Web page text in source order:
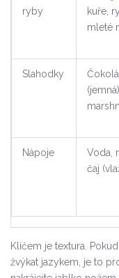
ryby
kuře,
mleté
Slahodky
(jemná),
Nápoje
Voda,
čaj
Klíčem je textura.
žvýkat jazykem, je to